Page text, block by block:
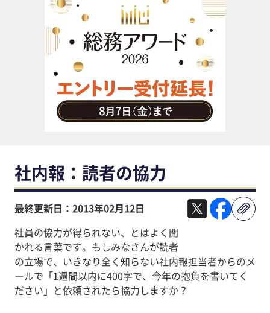
社外・社内コミュニケーション活性化
FM・オフィス移転
CSR・SDGs
テクノロジー活用・DX
助成金・補助金・コスト削減
アウトソーシング・BPO
調査・レポート
社内報：読者の協力
最終更新日：2013年02月12日
社員の協力が得られない、とはよく聞
かれる言葉です。もしみなさんが読者
の立場で、いきなり全く知らない社内報担当者からのメ
ールで「1週間以内に400字で、今年の抱負を書いてく
ださい」と依頼されたら協力しますか？